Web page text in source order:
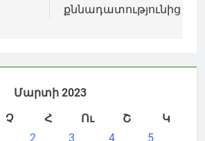
քննադատությունից
Մարտի 2023
Չ Հ Ու Շ
Կ
2 3 4 5